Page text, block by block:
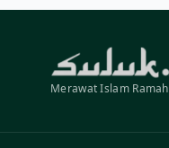
Merawat Islam Ramah